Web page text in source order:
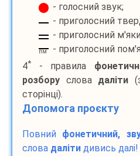
- голосний звук;
- приголосний
- приголосний
пм
- приголосний
4* - правила
розбору слова даліти
сторінці).
Допомога проєкту
Повний фонетичний,
слова даліти дивись далі!